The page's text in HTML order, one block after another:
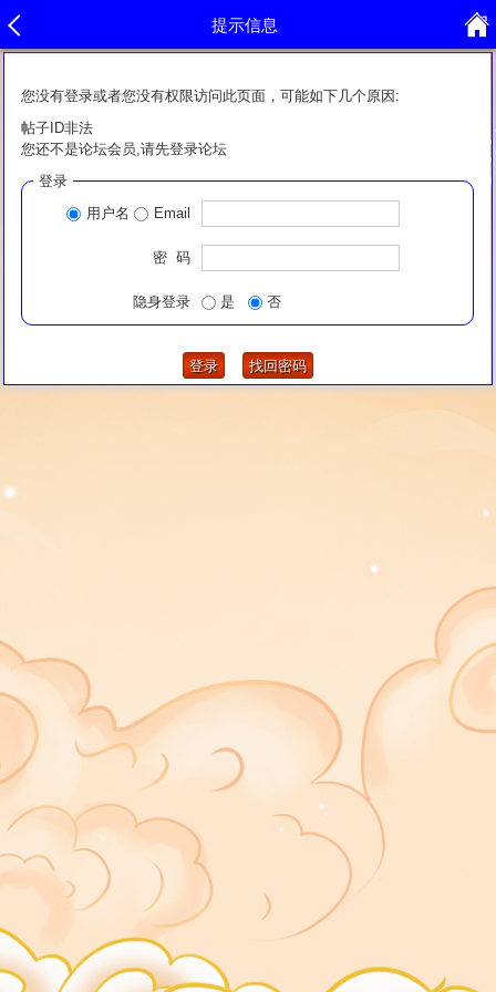
提示信息
您没有登录或者您没有权限访问此页面，可能如下几个原因:
帖子ID非法
您还不是论坛会员,请先登录论坛
登录
用户名
Email
密 码
隐身登录 是 否